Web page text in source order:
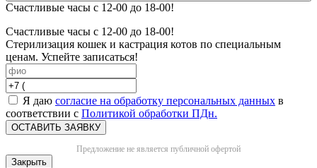
Счастливые часы с 12-00 до 18-00!
Счастливые часы с 12-00 до 18-00!
Стерилизация кошек и кастрация котов по специальным
ценам. Успейте записаться!
Я даю согласие на обработку персональных данных в
соответствии с Политикой обработки ПДн.
ОСТАВИТЬ ЗАЯВКУ
Предложение не является публичной офертой
Закрыть